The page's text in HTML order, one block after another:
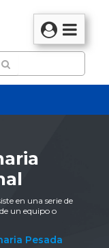
en una serie de
un equipo o
Pesada